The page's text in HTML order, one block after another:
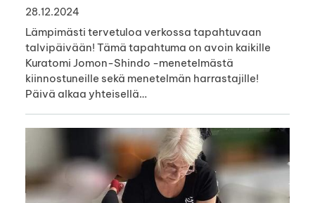
28.12.2024
Lämpimästi tervetuloa verkossa tapahtuvaan
talvipäivään! Tämä tapahtuma on avoin kaikille
Kuratomi Jomon-Shindo -menetelmästä
kiinnostuneille sekä menetelmän harrastajille!
Päivä alkaa yhteisellä…